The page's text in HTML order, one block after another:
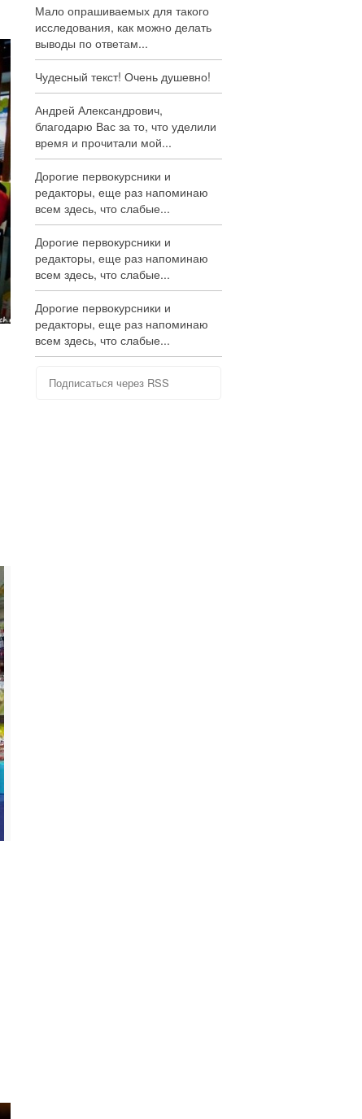
Мало опрашиваемых для такого
исследования, как можно делать
выводы по ответам...
Чудесный текст! Очень душевно!
Андрей Александрович,
благодарю Вас за то, что уделили
время и прочитали мой...
Дорогие первокурсники и
редакторы, еще раз напоминаю
всем здесь, что слабые...
Дорогие первокурсники и
редакторы, еще раз напоминаю
всем здесь, что слабые...
Дорогие первокурсники и
редакторы, еще раз напоминаю
всем здесь, что слабые...
Подписаться через RSS